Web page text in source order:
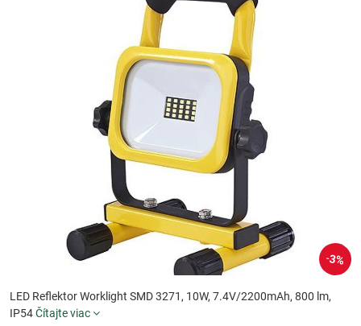
3%
LED Reflektor Worklight SMD 3271, 10W, 7.4V/2200mAh, 800 lm,
IP54Čítajte viac